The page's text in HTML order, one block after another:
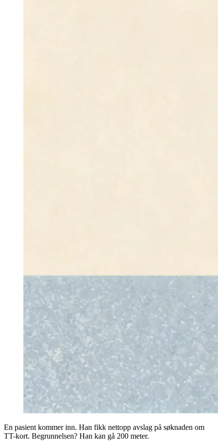
En pasient kommer inn. Han fikk nettopp avslag på søknaden om
TT-kort. Begrunnelsen? Han kan gå 200 meter.